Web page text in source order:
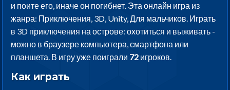
и поите его, иначе он погибнет. Эта онлайн игра из
жанра: Приключения, 3D, Unity, Для мальчиков. Играть
в 3D приключения на острове: охотиться и выживать -
можно в браузере компьютера, смартфона или
планшета. В игру уже поиграли 72 игроков.
Как играть